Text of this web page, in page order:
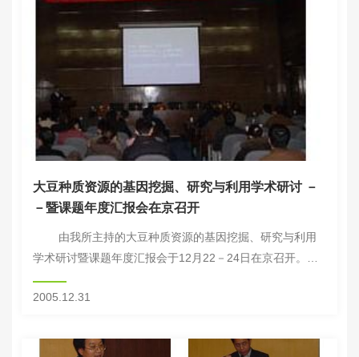
大豆种质资源的基因挖掘、研究与利用学术研讨 －
－暨课题年度汇报会在京召开
由我所主持的大豆种质资源的基因挖掘、研究与利用
学术研讨暨课题年度汇报会于12月22－24日在京召开。科
技部农社司魏勤芳副处长、农业部科教司程金根处长、种植
业管理司李文星副处长及作物...
2005.12.31